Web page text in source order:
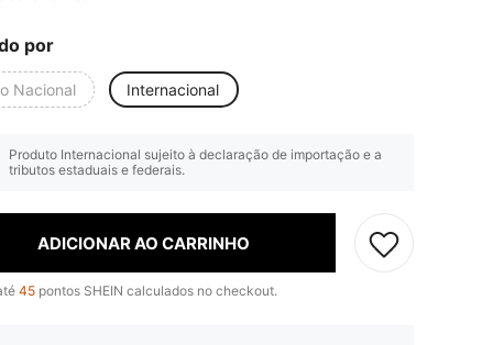
por
Nacional Internacional
Produto Internacional sujeito à declaração de importação e a
tributos estaduais e federais.
ADICIONAR AO CARRINHO
45 pontos SHEIN calculados no checkout.